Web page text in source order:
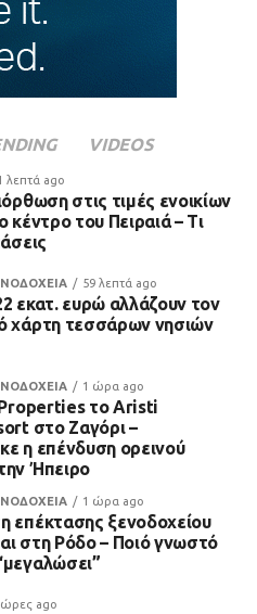
VIDEOS
λεπτά ago
στις τιμές ενοικίων
κέντρο του Πειραιά – Τι
59 λεπτά ago
εκατ. ευρώ αλλάζουν τον
χάρτη τεσσάρων νησιών
1 ώρα ago
το Aristi
στο Ζαγόρι –
η επένδυση ορεινού
Ήπειρο
1 ώρα ago
επέκτασης ξενοδοχείου
στη Ρόδο – Ποιό γνωστό
ago